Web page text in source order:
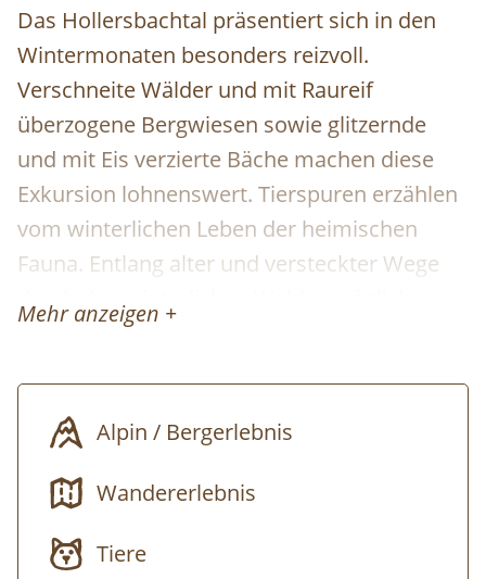
Das Hollersbachtal präsentiert sich in den
Wintermonaten besonders reizvoll.
Verschneite Wälder und mit Raureif
überzogene Bergwiesen sowie glitzernde
und mit Eis verzierte Bäche machen diese
Exkursion lohnenswert. Tierspuren erzählen
vom winterlichen Leben der heimischen
Fauna. Entlang alter und versteckter Wege
durch den winterlichen Wald ermöglichen
uns Lichtungen immer wieder einen Blick ins
touristischer Pfade. Detailinfo
Mehr anzeigen +
Alpin / Bergerlebnis
Wandererlebnis
Tiere